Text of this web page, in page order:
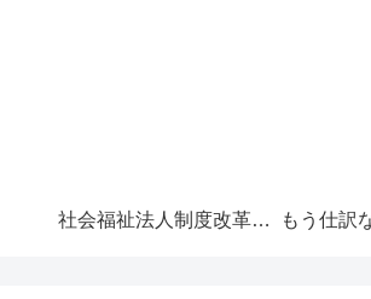
社会福祉法人制度改革に もう仕訳